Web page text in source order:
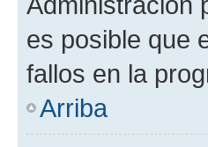
es posible que
fallos en la
Arriba